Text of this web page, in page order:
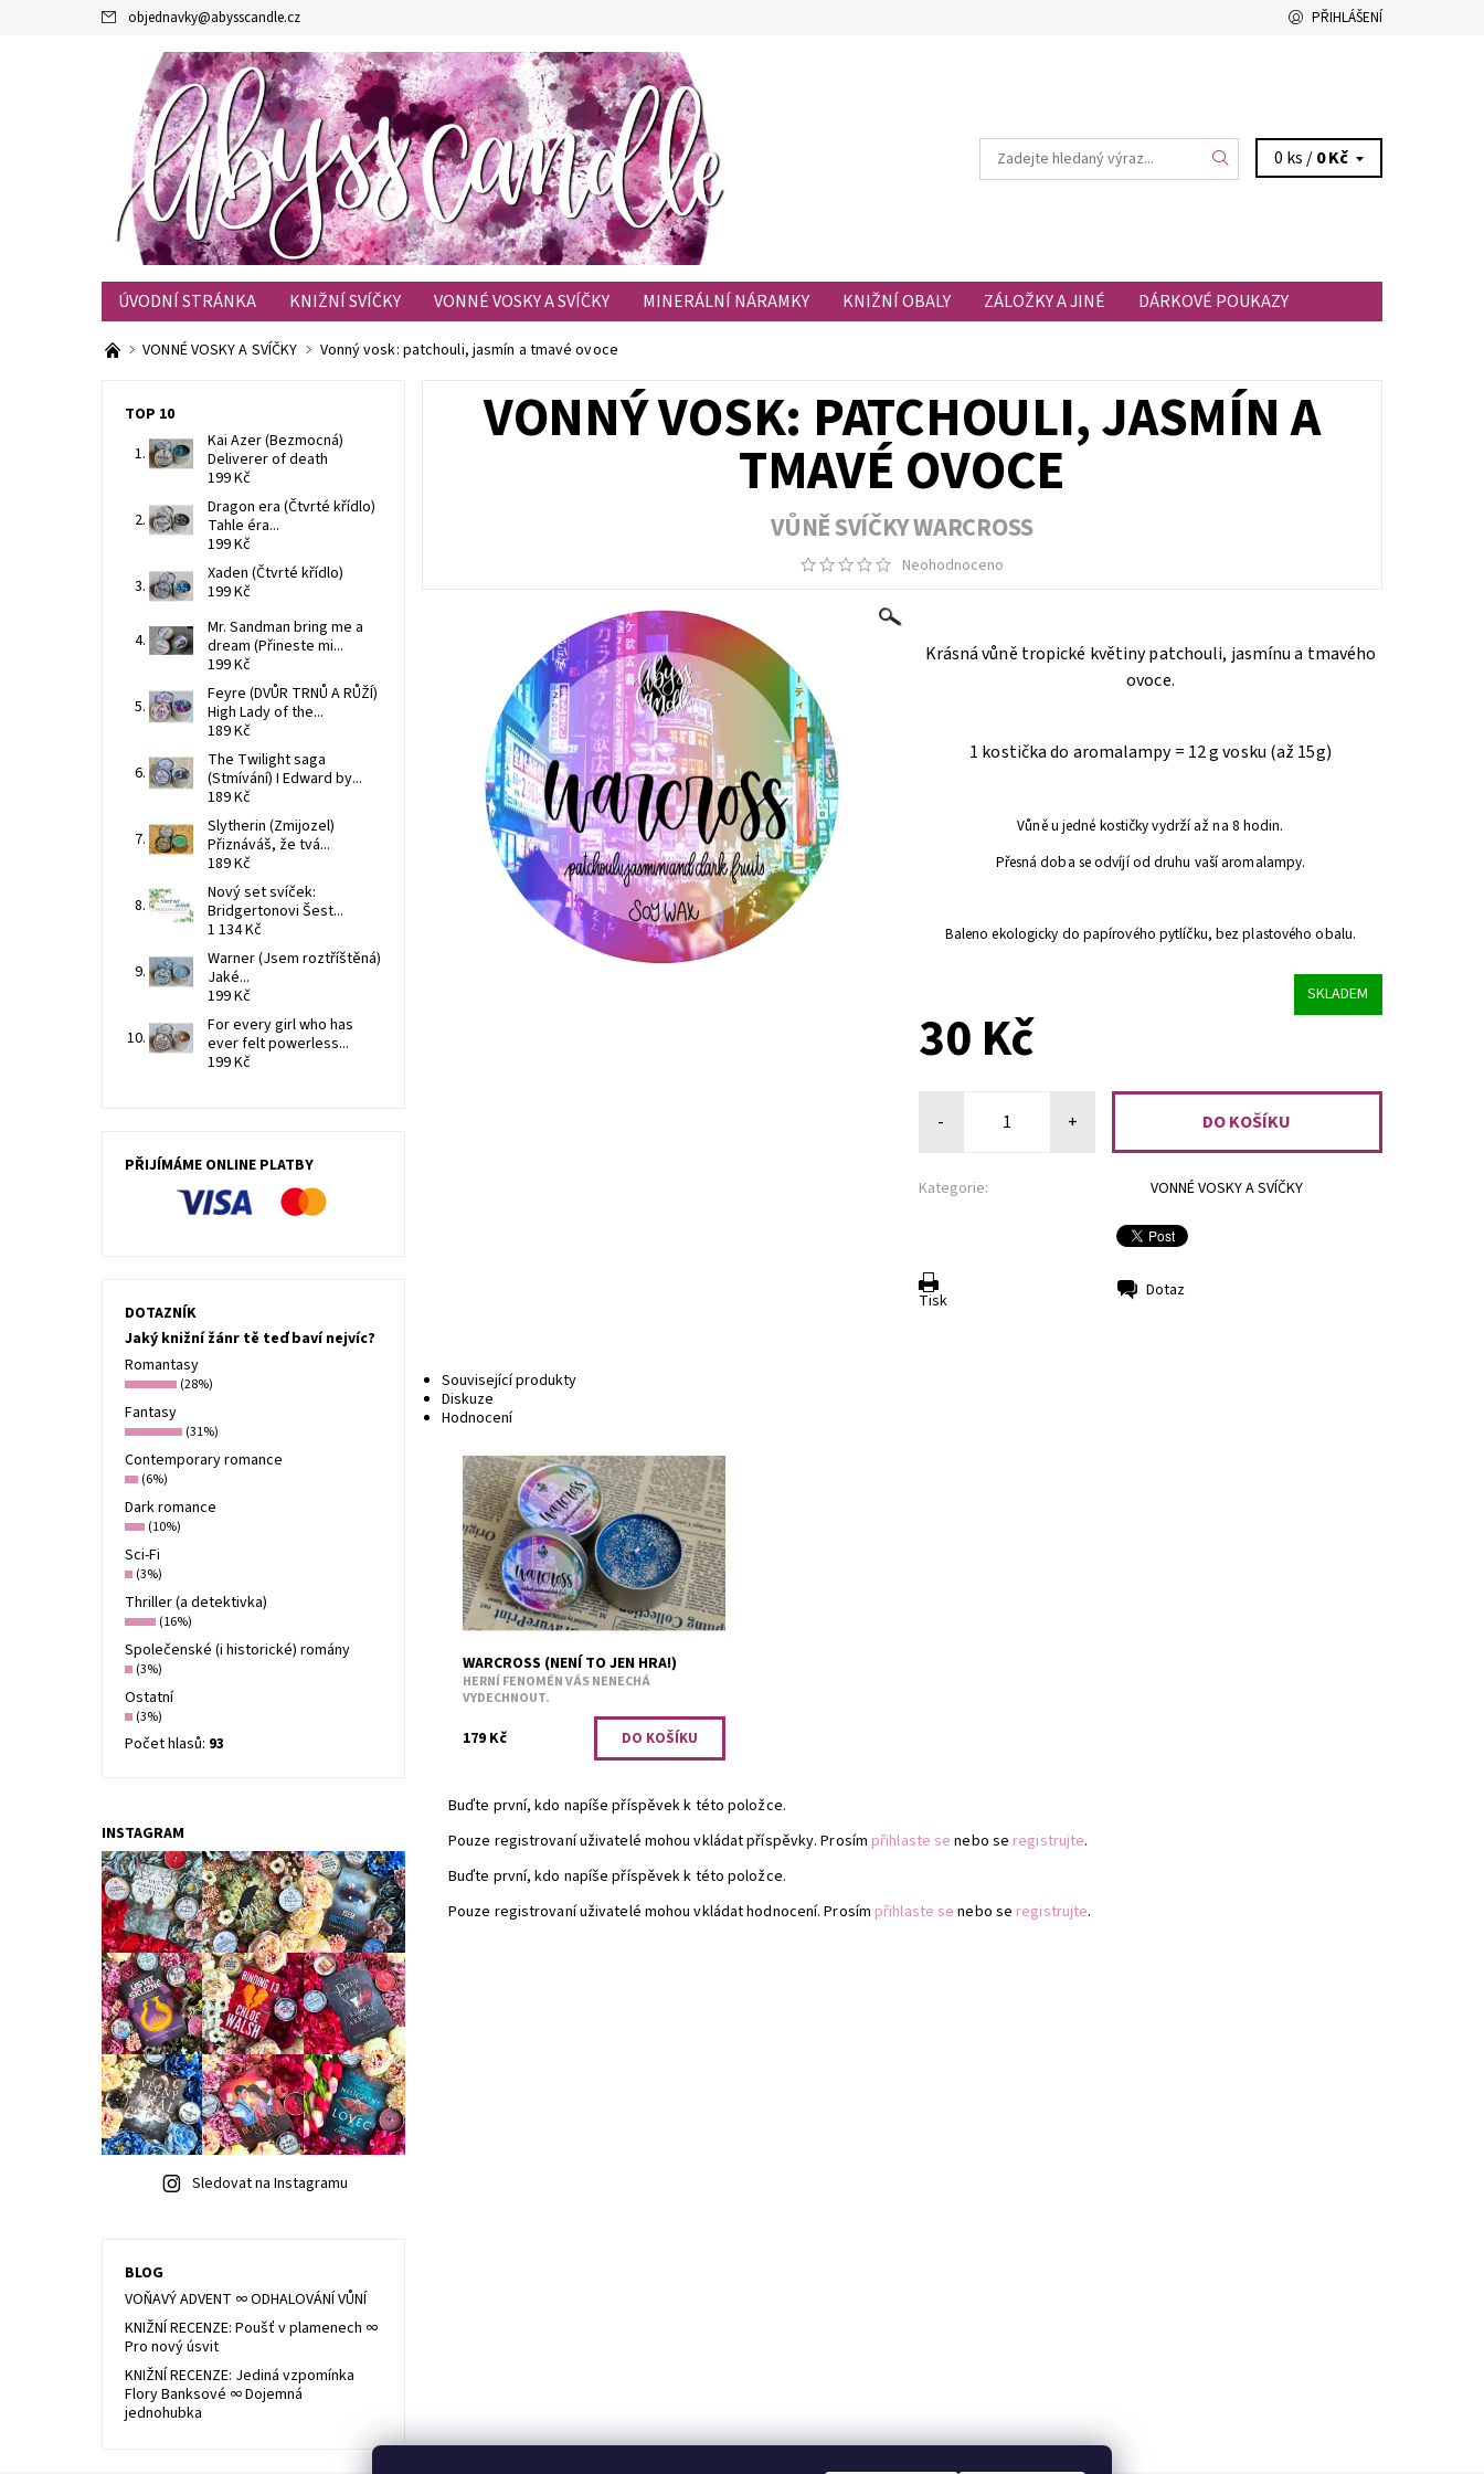
objednavky@abysscandle.cz PŘIHLÁŠENÍ
0 ks /0 Kč
ÚVODNÍ STRÁNKA KNIŽNÍ SVÍČKY VONNÉ VOSKY A SVÍČKY MINERÁLNÍ NÁRAMKY KNIŽNÍ OBALY ZÁLOŽKY A JINÉ
DÁRKOVÉ POUKAZY
KONTAKTY
OBCHODNÍ PODMÍNKY BLOG HODNOCENÍ OBCHODU
VONNÉ VOSKY A SVÍČKY Vonný vosk: patchouli, jasmín a tmavé ovoce
VONNÝ VOSK: PATCHOULI, JASMÍN A
TMAVÉ OVOCE
VŮNĚ SVÍČKY WARCROSS
Neohodnoceno
Krásná vůně tropické květiny patchouli, jasmínu a tmavého
ovoce.
1 kostička do aromalampy = 12 g vosku (až 15g)
Vůně u jedné kostičky vydrží až na 8 hodin.
Přesná doba se odvíjí od druhu vaší aromalampy.
Baleno ekologicky do papírového pytlíčku, bez plastového obalu.
SKLADEM
30 Kč
- +
Kategorie: VONNÉ VOSKY A SVÍČKY
Tisk Dotaz
Související produkty
Diskuze
Hodnocení
Tato svíčka je dostupná pouze při
objednání minimálního počtu tří kusů.
Krásná vůně tropické květiny patchouli,
jasmínu a tmavého ovoce.
Dostupnost:
PRO OPRAVDOVÉ
FANOUŠKY
Kód:
1170
WARCROSS (NENÍ TO JEN HRA!)
HERNÍ FENOMÉN VÁS NENECHÁ
VYDECHNOUT.
179 Kč
Buďte první, kdo napíše příspěvek k této položce.
Pouze registrovaní uživatelé mohou vkládat příspěvky. Prosím přihlaste se nebo se registrujte.
Buďte první, kdo napíše příspěvek k této položce.
Pouze registrovaní uživatelé mohou vkládat hodnocení. Prosím přihlaste se nebo se registrujte.
TOP 10
Kai Azer (Bezmocná)
Deliverer of death
199 Kč
Dragon era (Čtvrté křídlo)
Tahle éra...
199 Kč
Xaden (Čtvrté křídlo)
199 Kč
Mr. Sandman bring me a
dream (Přineste mi...
199 Kč
Feyre (DVŮR TRNŮ A RŮŽÍ)
High Lady of the...
189 Kč
The Twilight saga
(Stmívání) I Edward by...
189 Kč
Slytherin (Zmijozel)
Přiznáváš, že tvá...
189 Kč
Nový set svíček:
Bridgertonovi Šest...
1 134 Kč
Warner (Jsem roztříštěná)
Jaké...
199 Kč
For every girl who has
ever felt powerless...
199 Kč
PŘIJÍMÁME ONLINE PLATBY
DOTAZNÍK
Jaký knižní žánr tě teď baví nejvíc?
Romantasy
(28%)
Fantasy
(31%)
Contemporary romance
(6%)
Dark romance
(10%)
Sci-Fi
(3%)
Thriller (a detektivka)
(16%)
Společenské (i historické) romány
(3%)
Ostatní
(3%)
Počet hlasů: 93
INSTAGRAM
Sledovat na Instagramu
BLOG
VOŇAVÝ ADVENT ∞ ODHALOVÁNÍ VŮNÍ
KNIŽNÍ RECENZE: Poušť v plamenech ∞
Pro nový úsvit
KNIŽNÍ RECENZE: Jediná vzpomínka
Flory Banksové ∞ Dojemná
jednohubka